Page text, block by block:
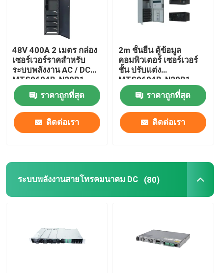
48V 400A 2 เมตร กล่อง
เซอร์เวอร์ราคสําหรับ
ระบบพลังงาน AC / DC
MTS9604B-N20B1
ราคาถูกที่สุด
ติดต่อเรา
2m ชั้นยืน ตู้ข้อมูล
คอมพิวเตอร์ เซอร์เวอร์
ชั้น ปรับแต่ง
MTS9604B-N20B1
ราคาถูกที่สุด
ติดต่อเรา
ระบบพลังงานสายโทรคมนาคม DC (80)